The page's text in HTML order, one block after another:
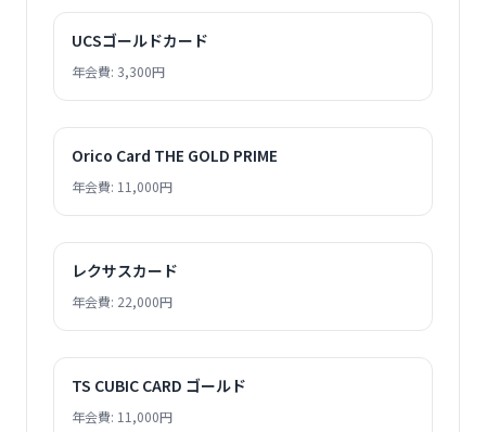
UCSゴールドカード
年会費: 3,300円
Orico Card THE GOLD PRIME
年会費: 11,000円
レクサスカード
年会費: 22,000円
TS CUBIC CARD ゴールド
年会費: 11,000円